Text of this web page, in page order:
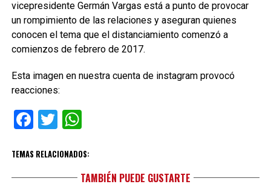
vicepresidente Germán Vargas está a punto de provocar
un rompimiento de las relaciones y aseguran quienes
conocen el tema que el distanciamiento comenzó a
comienzos de febrero de 2017.
Esta imagen en nuestra cuenta de instagram provocó
reacciones:
Facebook
TwitterWhatsApp
TEMAS RELACIONADOS:
TAMBIÉN PUEDE GUSTARTE